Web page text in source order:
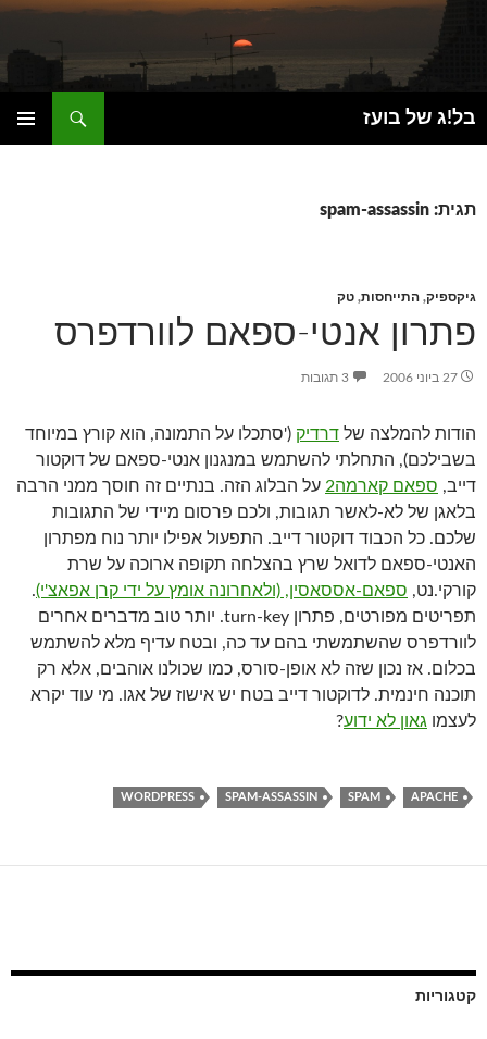
בל!ג של בועז
חיפוש
תגית: spam-assassin
גיקספיק, התייחסות, טק
פתרון אנטי-ספאם לוורדפרס
27 ביוני 2006 3 תגובות
הודות להמלצה של דרדיק ('סתכלו על התמונה, הוא קורץ במיוחד
בשבילכם), התחלתי להשתמש במנגנון אנטי-ספאם של דוקטור
דייב, ספאם קארמה2
על הבלוג הזה. בנתיים זה חוסך ממני הרבה
בלאגן של לא-לאשר תגובות, ולכם פרסום מיידי של התגובות
שלכם. כל הכבוד דוקטור דייב. התפעול אפילו יותר נוח מפתרון
האנטי-ספאם לדואל שרץ בהצלחה תקופה ארוכה על שרת
קורקי.נט, ספאם-אססאסין, (ולאחרונה אומץ על ידי קרן אפאצ'י).
תפריטים מפורטים, פתרון turn-key. יותר טוב מדברים אחרים
לוורדפרס שהשתמשתי בהם עד כה, ובטח עדיף מלא להשתמש
בכלום. אז נכון שזה לא אופן-סורס, כמו שכולנו אוהבים, אלא רק
תוכנה חינמית. לדוקטור דייב בטח יש אישוז של אגו. מי עוד יקרא
לעצמו גאון לא ידוע?
APACHE
SPAM
SPAM-ASSASSIN
WORDPRESS
קטגוריות